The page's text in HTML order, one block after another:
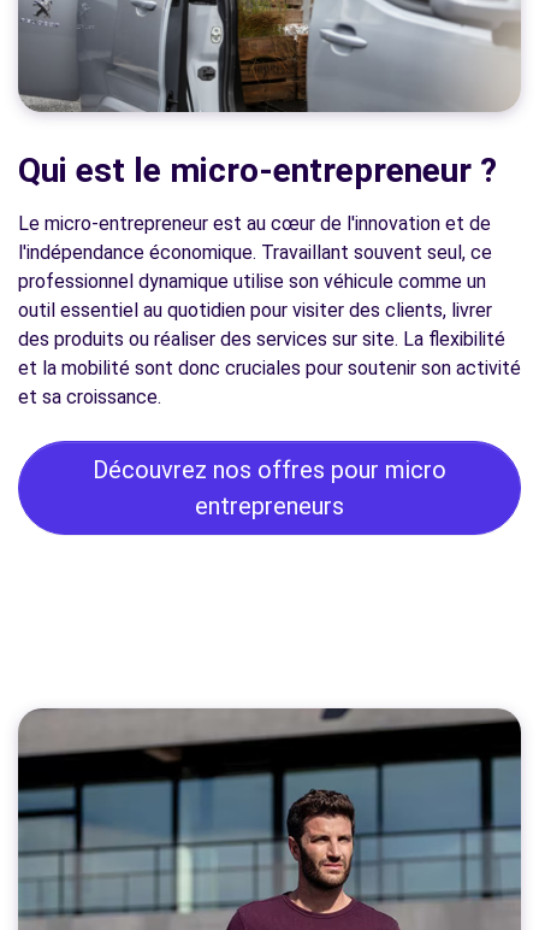
Qui est le micro-entrepreneur ?
Le micro-entrepreneur est au cœur de l'innovation et de
l'indépendance économique. Travaillant souvent seul, ce
professionnel dynamique utilise son véhicule comme un
outil essentiel au quotidien pour visiter des clients, livrer
des produits ou réaliser des services sur site. La flexibilité
et la mobilité sont donc cruciales pour soutenir son activité
et sa croissance.
Découvrez nos offres pour micro
entrepreneurs